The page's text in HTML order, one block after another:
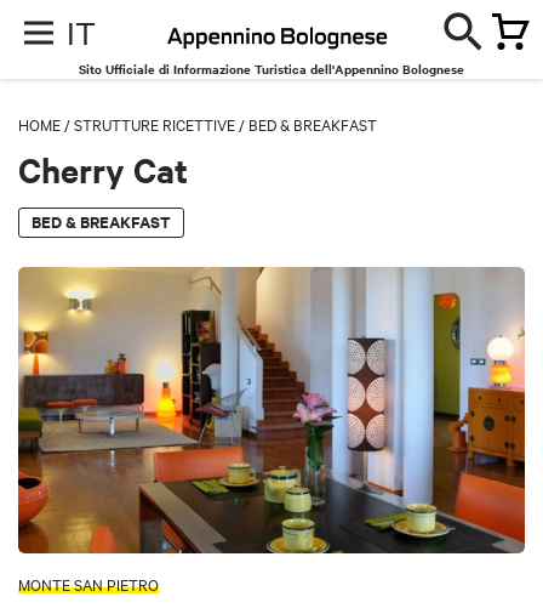
IT
Sito Ufficiale di Informazione Turistica dell'Appennino Bolognese
HOME /STRUTTURE RICETTIVE / BED & BREAKFAST
Cherry Cat
BED & BREAKFAST
MONTE SAN PIETRO